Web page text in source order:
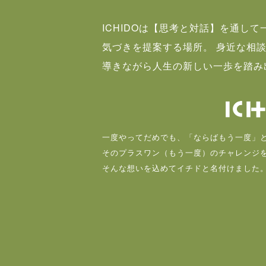
ICHIDOは【思考と対話】を通して
気づきを提案する場所。 身近な相
導きながら人生の新しい一歩を踏
一度やってだめでも、「ならばもう一度」
そのプラスワン（もう一度）のチャレンジ
そんな想いを込めてイチドと名付けました